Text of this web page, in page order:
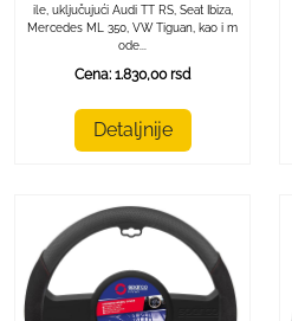
ile, uključujući Audi TT RS, Seat Ibiza,
Mercedes ML 350, VW Tiguan, kao i m
ode...
Cena: 1.830,00 rsd
Detaljnije